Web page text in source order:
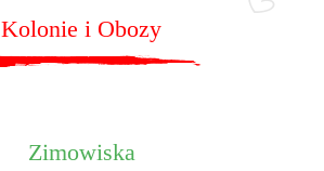
Kolonie i Obozy
Zimowiska